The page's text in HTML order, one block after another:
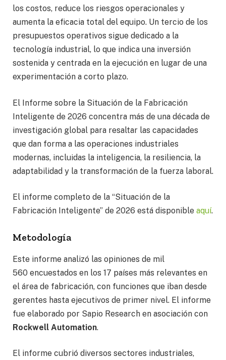
los costos, reduce los riesgos operacionales y
aumenta la eficacia total del equipo. Un tercio de los
presupuestos operativos sigue dedicado a la
tecnología industrial, lo que indica una inversión
sostenida y centrada en la ejecución en lugar de una
experimentación a corto plazo.
El Informe sobre la Situación de la Fabricación
Inteligente de 2026 concentra más de una década de
investigación global para resaltar las capacidades
que dan forma a las operaciones industriales
modernas, incluidas la inteligencia, la resiliencia, la
adaptabilidad y la transformación de la fuerza laboral.
El informe completo de la “Situación de la
Fabricación Inteligente” de 2026 está disponible aquí.
Metodología
Este informe analizó las opiniones de mil
560 encuestados en los 17 países más relevantes en
el área de fabricación, con funciones que iban desde
gerentes hasta ejecutivos de primer nivel. El informe
fue elaborado por Sapio Research en asociación con
Rockwell Automation.
El informe cubrió diversos sectores industriales,